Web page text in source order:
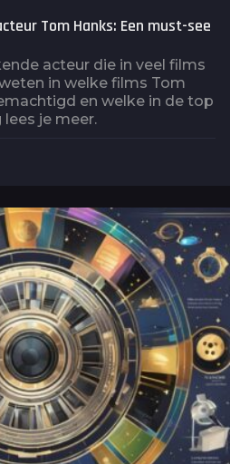
Tom Hanks: Een must-see
acteur die in veel films
in welke films Tom
en welke in de top
lees je meer.